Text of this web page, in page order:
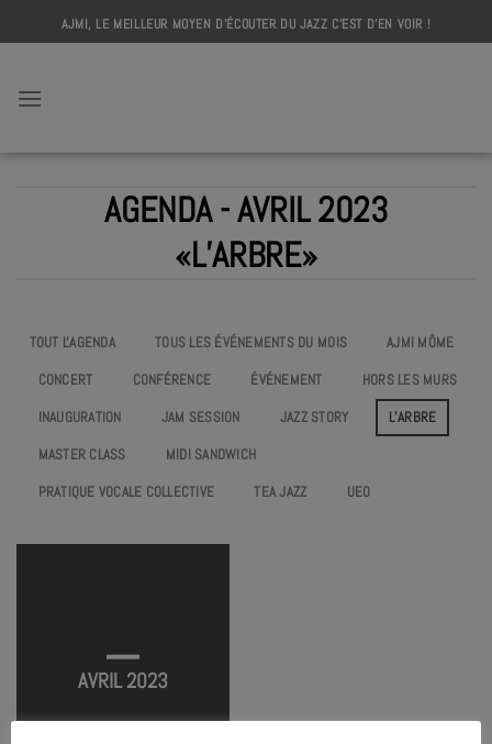
to
AJMI, LE MEILLEUR MOYEN D'ÉCOUTER DU JAZZ C'EST D'EN VOIR !
AGENDA - AVRIL 2023
«L’ARBRE»
TOUT L'AGENDA TOUS LES ÉVÉNEMENTS DU MOIS
AJMI MÔME
CONCERT
CONFÉRENCE ÉVÉNEMENT
HORS LES MURS
INAUGURATION
JAM SESSION JAZZ STORY
L’ARBRE
MASTER CLASS
MIDI SANDWICH
PRATIQUE VOCALE COLLECTIVE
TEA JAZZ UEO
AVRIL 2023